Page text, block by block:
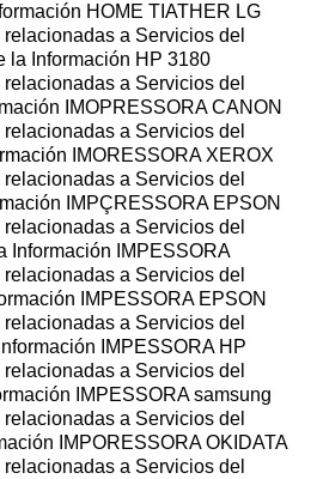
HOME TIATHER LG
a Servicios del
la Información HP 3180
a Servicios del
IMOPRESSORA CANON
a Servicios del
IMORESSORA XEROX
a Servicios del
IMPÇRESSORA EPSON
a Servicios del
Información IMPESSORA
a Servicios del
IMPESSORA EPSON
a Servicios del
IMPESSORA HP
a Servicios del
IMPESSORA samsung
a Servicios del
IMPORESSORA OKIDATA
a Servicios del